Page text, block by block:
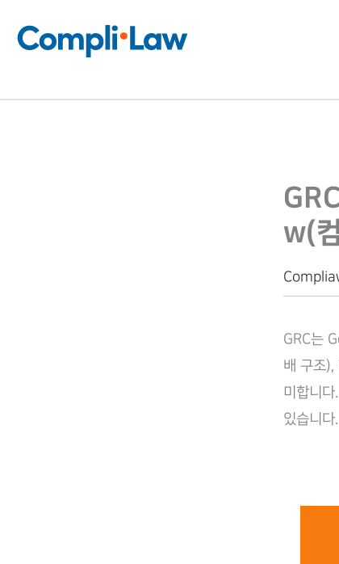
w(
GRC는
배 구조),
미합니
있습니다.